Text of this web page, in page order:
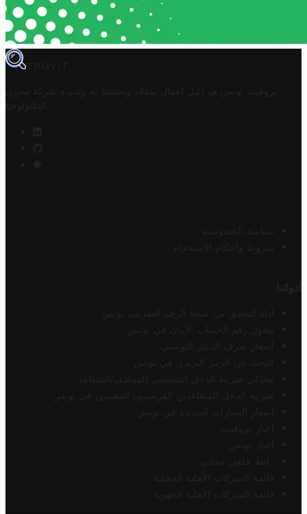
TROVIT
تروفيت تونس هو دليل أعمال تملكه وتحتفظ به وتديره
شركة مخزن
التكنولوجيا
سياسة الخصوصية
شروط وأحكام الاستخدام
أدواتنا
أداة التحقق من صحة الرقم الضريبي تونس
محول رقم الحساب الآيبان في تونس
أسعار صرف الدينار التونسي
البحث عن الرمز البريدي في تونس
محاكي ضريبة الدخل الشخصي للموظف/المتقاعد
ضريبة الدخل للمتقاعدين الفرنسيين المقيمين في تونس
أسعار السيارات الجديدة في تونس
أخبار تروفيت
أخبار تونس
رابط خلفي مجاني
قائمة الشركات الأهلية المحلية
قائمة الشركات الأهلية الجهوية